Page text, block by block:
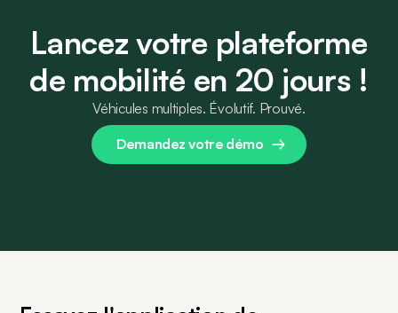
Lancez votre plateforme
de mobilité en 20 jours !
Véhicules multiples. Évolutif. Prouvé.
Demandez votre démo